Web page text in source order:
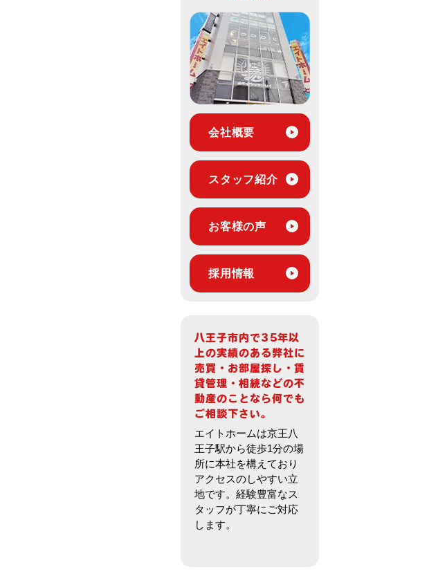
会社概要
スタッフ紹介
お客様の声
採用情報
エイトホームは京王八
王子駅から徒歩1分の場
所に本社を構えており
アクセスのしやすい立
地です。経験豊富なス
タッフが丁寧にご対応
します。